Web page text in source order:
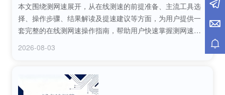
本文围绕测网速展开，从在线测速的前提准备、主流工具选
择、操作步骤、结果解读及提速建议等方面，为用户提供一
套完整的在线测网速操作指南，帮助用户快速掌握测网速技
2026-08-03